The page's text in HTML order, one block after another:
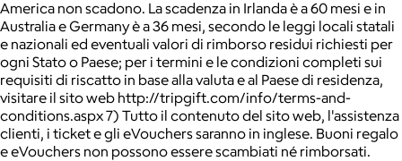
America non scadono. La scadenza in Irlanda è a 60 mesi e in
Australia e Germany è a 36 mesi, secondo le leggi locali statali
e nazionali ed eventuali valori di rimborso residui richiesti per
ogni Stato o Paese; per i termini e le condizioni completi sui
requisiti di riscatto in base alla valuta e al Paese di residenza,
visitare il sito web http://tripgift.com/info/terms-and-
conditions.aspx 7) Tutto il contenuto del sito web, l'assistenza
clienti, i ticket e gli eVouchers saranno in inglese. Buoni regalo
e eVouchers non possono essere scambiati né rimborsati.